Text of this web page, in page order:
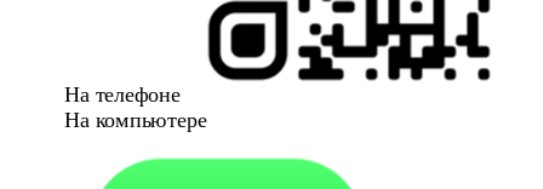
На телефоне
На компьютере